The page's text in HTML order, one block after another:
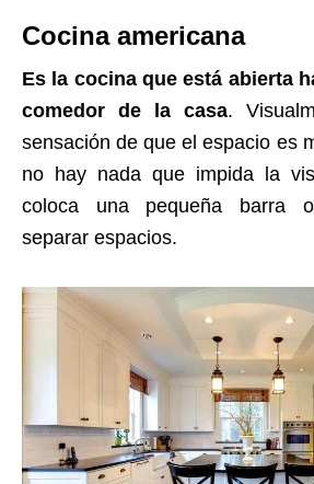
Cocina americana
Es la cocina que está abierta
comedor de la casa.
sensación de que el espacio es
no hay nada que impida la
coloca una pequeña barra
separar espacios.